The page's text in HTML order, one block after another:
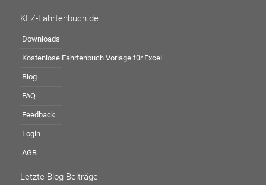
KFZ-Fahrtenbuch.de
Downloads
Kostenlose Fahrtenbuch Vorlage für Excel
Blog
FAQ
Feedback
Login
AGB
Letzte Blog-Beiträge